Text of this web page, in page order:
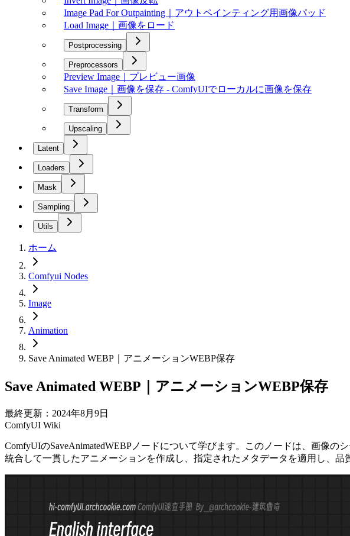
Image Pad For Outpainting｜アウトペインティング用画像パッド
Load Image｜画像をロード
Postprocessing
Preprocessors
Preview Image｜プレビュー画像
Save Image｜画像を保存 - ComfyUIでローカルに画像を保存
Transform
Upscaling
Latent
Loaders
Mask
Sampling
Utils
ホーム
Comfyui Nodes
Image
Animation
Save Animated WEBP｜アニメーションWEBP保存
Save Animated WEBP｜アニメーションWEBP保存
最終更新：2024年8月9日
ComfyUI Wiki
ComfyUIのSaveAnimatedWEBPノードについて学びます。このノードは、画像
統合して一貫したアニメーションを作成し、指定されたメタデータを適用し、品